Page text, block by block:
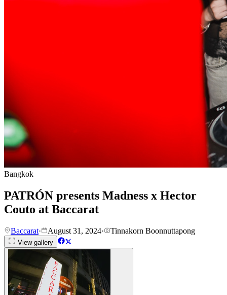
Bangkok
PATRÓN presents Madness x Hector
Couto at Baccarat
Baccarat· August 31, 2024· Tinnakorn Boonnuttapong
View gallery